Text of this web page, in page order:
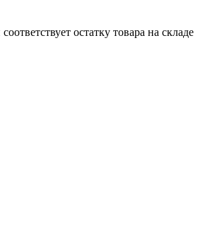
остатку товара на складе